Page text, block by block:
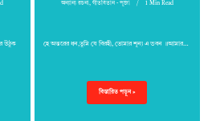
উঠুক
অন্যান্য রচনা , গীতবিতান - পূজা 1 Min Read
হে অন্তরের ধন,তুমি যে বিরহী, তোমার শূন্য এ ভবন ॥আমার…
বিস্তারিত পড়ুন »